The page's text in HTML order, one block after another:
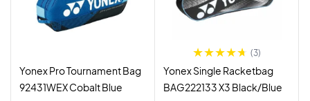
Yonex Pro Tournament Bag
92431WEX Cobalt Blue
(3)
Yonex Single Racketbag
BAG222133 X3 Black/Blue